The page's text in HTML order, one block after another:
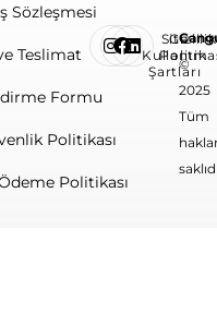
Sözleşmesi
Teslimat
Formu
Politikası
Politikası
©
2025
Tüm
Site
Kullanım
Şartları
Gizlilik